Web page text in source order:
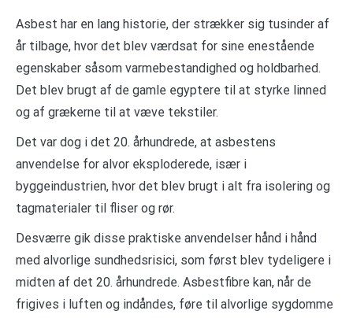
Asbest har en lang historie, der strækker sig tusinder af
år tilbage, hvor det blev værdsat for sine enestående
egenskaber såsom varmebestandighed og holdbarhed.
Det blev brugt af de gamle egyptere til at styrke linned
og af grækerne til at væve tekstiler.
Det var dog i det 20. århundrede, at asbestens
anvendelse for alvor eksploderede, især i
byggeindustrien, hvor det blev brugt i alt fra isolering og
tagmaterialer til fliser og rør.
Desværre gik disse praktiske anvendelser hånd i hånd
med alvorlige sundhedsrisici, som først blev tydeligere i
midten af det 20. århundrede. Asbestfibre kan, når de
frigives i luften og indåndes, føre til alvorlige sygdomme